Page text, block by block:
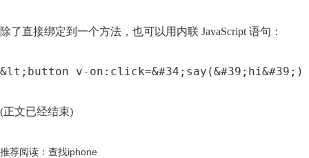
除了直接绑定到一个方法，也可以用内联 JavaScript 语句：
&lt;button v-
(正文已经结束)
推荐阅读： 查找iphone